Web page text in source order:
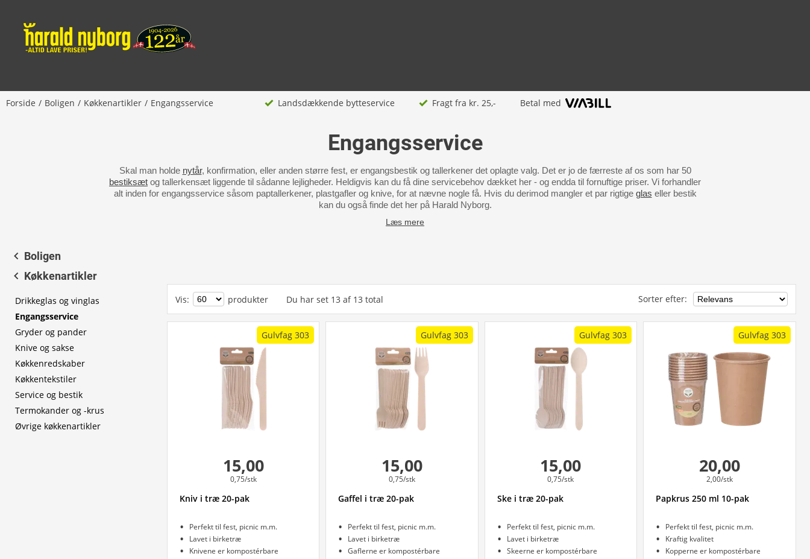
Forside Boligen Køkkenartikler Engangsservice Landsdækkende bytteservice Fragt fra kr. 25,- Betal med
Engangsservice
Skal man holde nytår, konfirmation, eller anden større fest, er engangsbestik og tallerkener det oplagte valg. Det er jo de færreste af os som har 50
bestiksæt og tallerkensæt liggende til sådanne lejligheder. Heldigvis kan du få dine servicebehov dækket her - og endda til fornuftige priser. Vi forhandler
alt inden for engangsservice såsom paptallerkener, plastgafler og knive, for at nævne nogle få. Hvis du derimod mangler et par rigtige glas eller bestik
kan du også finde det her på Harald Nyborg.
Læs mere
Boligen
Køkkenartikler
Drikkeglas og vinglas
Engangsservice
Gryder og pander
Knive og sakse
Køkkenredskaber
Køkkentekstiler
Service og bestik
Termokander og -krus
Øvrige køkkenartikler
Vis: produkter Du har set 13 af 13 total Sorter efter:
Gulvfag 303
15,00
0,75/stk
Kniv i træ 20-pak
Perfekt til fest, picnic m.m.
Lavet i birketræ
Knivene er kompostérbare
Gulvfag 303
15,00
0,75/stk
Gaffel i træ 20-pak
Perfekt til fest, picnic m.m.
Lavet i birketræ
Gaflerne er kompostérbare
Gulvfag 303
15,00
0,75/stk
Ske i træ 20-pak
Perfekt til fest, picnic m.m.
Lavet i birketræ
Skeerne er kompostérbare
Gulvfag 303
20,00
2,00/stk
Papkrus 250 ml 10-pak
Perfekt til fest, picnic m.m.
Kraftig kvalitet
Kopperne er kompostérbare